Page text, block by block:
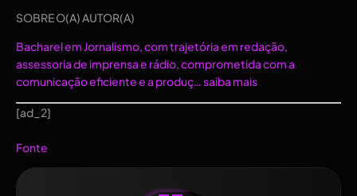
SOBRE O(A) AUTOR(A)
Bacharel em Jornalismo, com trajetória em redação,
assessoria de imprensa e rádio, comprometida com a
comunicação eficiente e a produç…saiba mais
[ad_2]
Fonte